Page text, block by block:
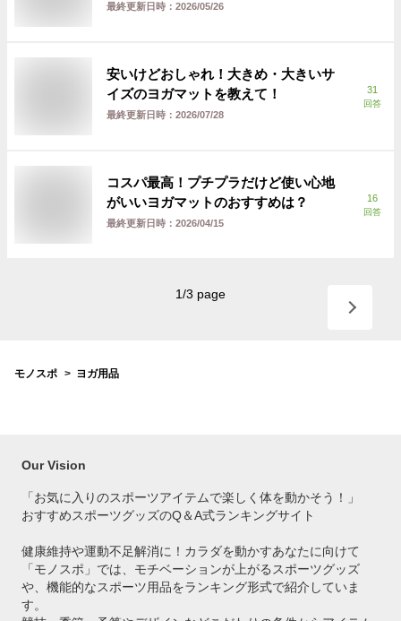
最終更新日時： 2026/05/26
安いけどおしゃれ！大きめ・大きいサ
イズのヨガマットを教えて！
最終更新日時： 2026/07/28
31
回答
コスパ最高！プチプラだけど使い心地
がいいヨガマットのおすすめは？
最終更新日時： 2026/04/15
16
回答
1/3 page
モノスポ ヨガ用品
Our Vision
「お気に入りのスポーツアイテムで楽しく体を動かそう！」
おすすめスポーツグッズのQ＆A式ランキングサイト
健康維持や運動不足解消に！カラダを動かすあなたに向けて
「モノスポ」では、モチベーションが上がるスポーツグッズ
や、機能的なスポーツ用品をランキング形式で紹介していま
す。